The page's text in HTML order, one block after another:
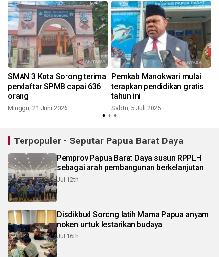
SMAN 3 Kota Sorong terima
pendaftar SPMB capai 636
orang
Minggu, 21 Juni 2026
Pemkab Manokwari mulai
terapkan pendidikan gratis
tahun ini
Sabtu, 5 Juli 2025
Terpopuler - Seputar Papua Barat Daya
Pemprov Papua Barat Daya susun RPPLH
sebagai arah pembangunan berkelanjutan
Jul 12th
Disdikbud Sorong latih Mama Papua anyam
noken untuk lestarikan budaya
Jul 16th